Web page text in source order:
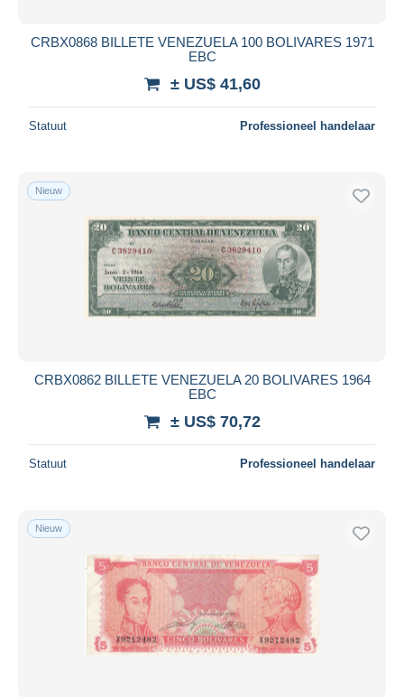
CRBX0868 BILLETE VENEZUELA 100 BOLIVARES 1971
EBC
± US$ 41,60
Statuut Professioneel handelaar
Nieuw
CRBX0862 BILLETE VENEZUELA 20 BOLIVARES 1964
EBC
± US$ 70,72
Statuut Professioneel handelaar
Nieuw